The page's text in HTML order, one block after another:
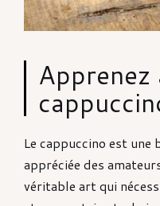
Le cappuccino est une
appréciée des
véritable art qui